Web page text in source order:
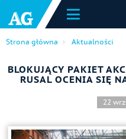
Strona główna Aktualności
BLOKUJĄCY PAKIET
RUSAL OCENIA SIĘ
22